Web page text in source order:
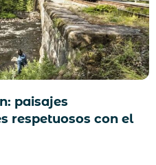
paisajes
respetuosos con el